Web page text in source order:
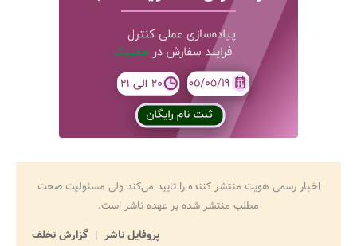
اخبار رسمی هویت منتشر کننده را تایید می‌کند ولی مسئولیت صحت
مطلب منتشر شده بر عهده ناشر است.
پروفایل ناشر
گزارش تخلف